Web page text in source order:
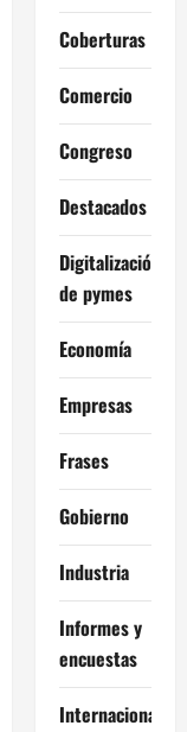
Coberturas
Comercio
Congreso
Destacados
Digitalización
de pymes
Economía
Empresas
Frases
Gobierno
Industria
Informes y
encuestas
Internacional